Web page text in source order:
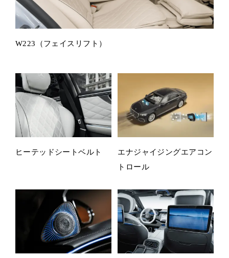
W223（フェイスリフト）
ヒーテッドシートベルト
エナジャイジングエアコン
トロール